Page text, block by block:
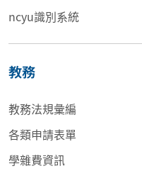
ncyu識別系統
教務
教務法規彙編
各類申請表單
學雜費資訊